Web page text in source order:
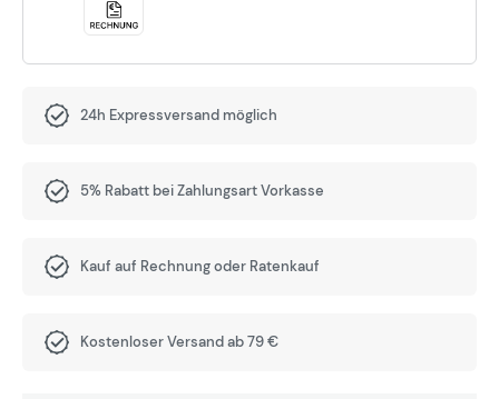
24h Expressversand möglich
5% Rabatt bei Zahlungsart Vorkasse
Kauf auf Rechnung oder Ratenkauf
Kostenloser Versand ab 79 €